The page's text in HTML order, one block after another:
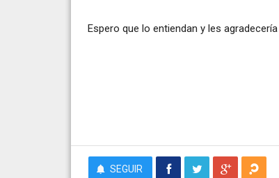
Espero que lo entiendan y les
SEGUIR